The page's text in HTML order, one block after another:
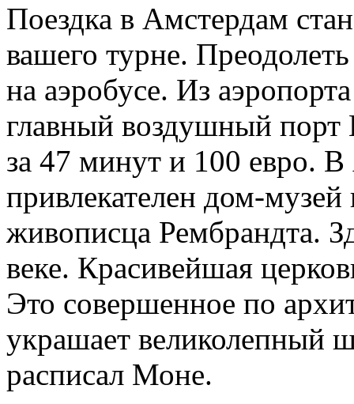
Поездка в Амстердам
вашего турне.
на аэробусе. Из
главный воздушный порт
за 47 минут и 100 евро.
привлекателен дом-
живописца Рембрандта.
веке. Красивейшая
Это совершенное по
украшает великолепный
расписал Моне.